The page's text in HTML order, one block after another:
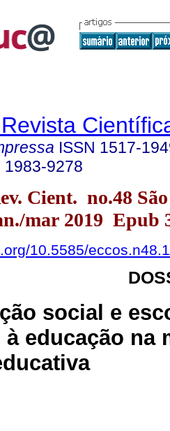
ISSN 1517-
1983-9278
Cient. no.48 São
mar 2019 Epub
10.5585/
social e
educação na